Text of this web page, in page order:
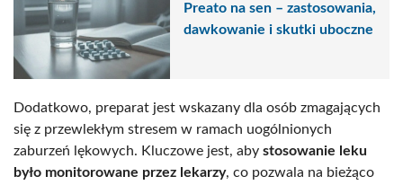
Preato na sen – zastosowania,
dawkowanie i skutki uboczne
Dodatkowo, preparat jest wskazany dla osób zmagających
się z przewlekłym stresem w ramach uogólnionych
zaburzeń lękowych. Kluczowe jest, aby stosowanie leku
było monitorowane przez lekarzy, co pozwala na bieżąco